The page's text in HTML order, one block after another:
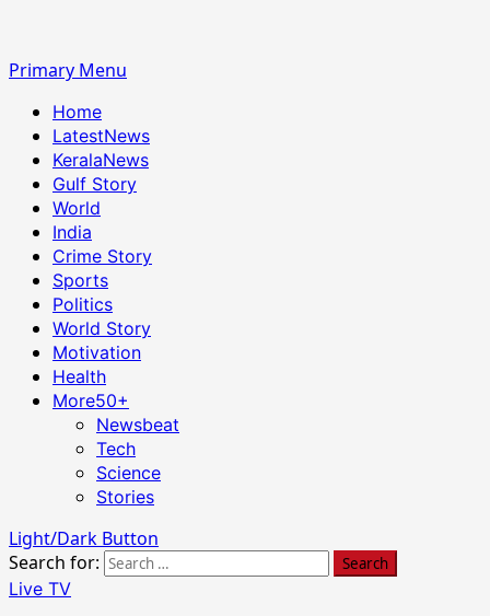
Primary Menu
Home
LatestNews
KeralaNews
Gulf Story
World
India
Crime Story
Sports
Politics
World Story
Motivation
Health
More50+
Newsbeat
Tech
Science
Stories
Light/Dark Button
Search for:
Live TV